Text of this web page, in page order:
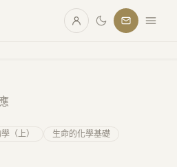
（上） 生命的化學基礎